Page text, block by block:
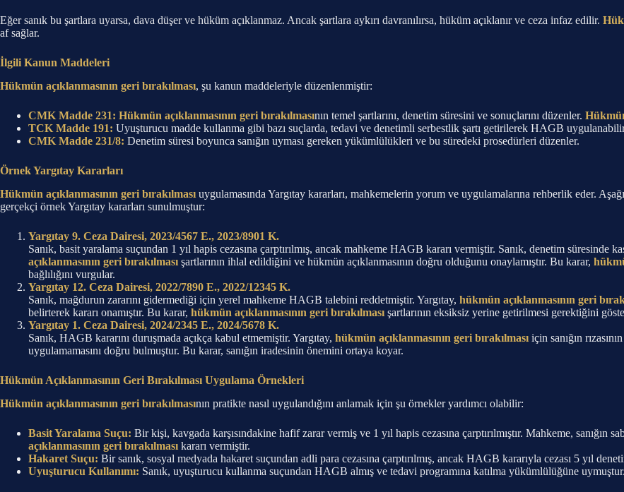
Eğer sanık bu şartlara uyarsa, dava düşer ve hüküm açıklanmaz. Ancak şartlara aykırı davranılırsa, hüküm açıklanır ve ceza infaz edilir.
af sağlar.
İlgili Kanun Maddeleri
Hükmün açıklanmasının geri bırakılması, şu kanun maddeleriyle düzenlenmiştir:
CMK Madde 231: Hükmün açıklanmasının geri bırakılmasının temel şartlarını, denetim süresini ve sonuçlarını düzenler.
TCK Madde 191: Uyuşturucu madde kullanma gibi bazı suçlarda, tedavi ve denetimli serbestlik şartı getirilerek HAGB
CMK Madde 231/8: Denetim süresi boyunca sanığın uyması gereken yükümlülükleri ve bu süredeki prosedürleri düzenler.
Örnek Yargıtay Kararları
Hükmün açıklanmasının geri bırakılması uygulamasında Yargıtay kararları, mahkemelerin yorum ve uygulamalarına rehberlik eder.
gerçekçi örnek Yargıtay kararları sunulmuştur:
Yargıtay 9. Ceza Dairesi, 2023/4567 E., 2023/8901 K.
Sanık, basit yaralama suçundan 1 yıl hapis cezasına çarptırılmış, ancak mahkeme HAGB kararı vermiştir. Sanık, denetim süresinde
açıklanmasının geri bırakılması şartlarının ihlal edildiğini ve hükmün açıklanmasının doğru olduğunu onaylamıştır. Bu karar,
bağlılığını vurgular.
Yargıtay 12. Ceza Dairesi, 2022/7890 E., 2022/12345 K.
Sanık, mağdurun zararını gidermediği için yerel mahkeme HAGB talebini reddetmiştir. Yargıtay, hükmün açıklanmasının geri
belirterek kararı onamıştır. Bu karar, hükmün açıklanmasının geri bırakılması şartlarının eksiksiz yerine getirilmesi gerektiğini
Yargıtay 1. Ceza Dairesi, 2024/2345 E., 2024/5678 K.
Sanık, HAGB kararını duruşmada açıkça kabul etmemiştir. Yargıtay, hükmün açıklanmasının geri bırakılması için sanığın
uygulamamasını doğru bulmuştur. Bu karar, sanığın iradesinin önemini ortaya koyar.
Hükmün Açıklanmasının Geri Bırakılması Uygulama Örnekleri
Hükmün açıklanmasının geri bırakılmasının pratikte nasıl uygulandığını anlamak için şu örnekler yardımcı olabilir:
Basit Yaralama Suçu: Bir kişi, kavgada karşısındakine hafif zarar vermiş ve 1 yıl hapis cezasına çarptırılmıştır. Mahkeme, sanığın
açıklanmasının geri bırakılması kararı vermiştir.
Hakaret Suçu: Bir sanık, sosyal medyada hakaret suçundan adli para cezasına çarptırılmış, ancak HAGB kararıyla cezası 5 yıl
Uyuşturucu Kullanımı: Sanık, uyuşturucu kullanma suçundan HAGB almış ve tedavi programına katılma yükümlülüğüne